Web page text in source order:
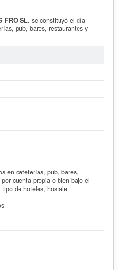
FRO SL. se constituyó el día
pub, bares, restaurantes y
paraHOTEL HOSTELERIA
en cafeterías, pub, bares,
cuenta propia o bien bajo el
tipo de hoteles, hostale